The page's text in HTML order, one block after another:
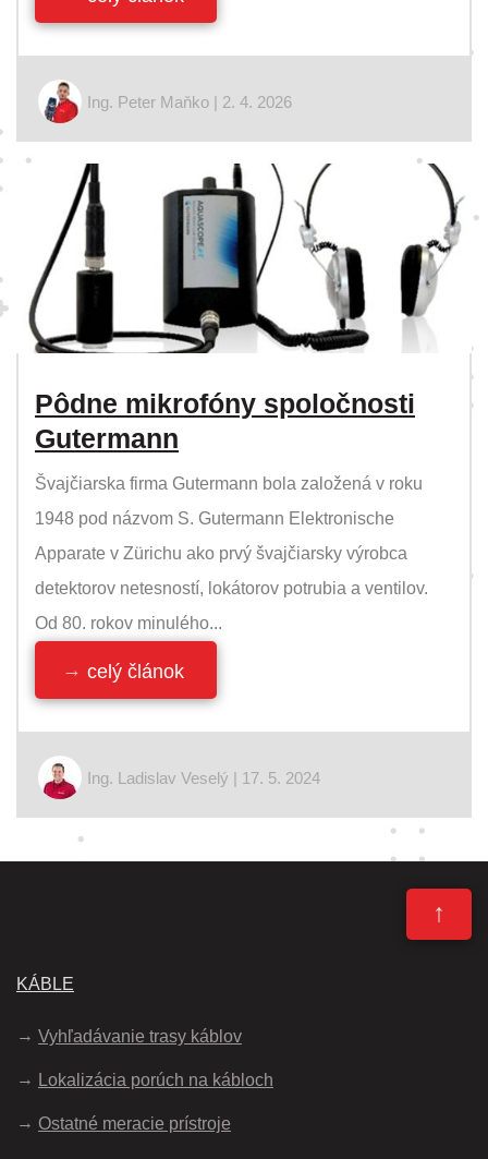
Ing. Peter Maňko | 2. 4. 2026
Pôdne mikrofóny spoločnosti
Gutermann
Švajčiarska firma Gutermann bola založená v roku
1948 pod názvom S. Gutermann Elektronische
Apparate v Zürichu ako prvý švajčiarsky výrobca
detektorov netesností, lokátorov potrubia a ventilov.
Od 80. rokov minulého...
celý článok
Ing. Ladislav Veselý | 17. 5. 2024
↑
KÁBLE
Vyhľadávanie trasy káblov
Lokalizácia porúch na kábloch
Ostatné meracie prístroje